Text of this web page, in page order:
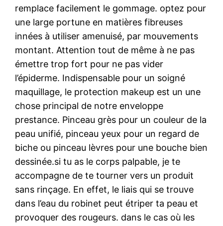
remplace facilement le gommage. optez pour
une large portune en matières fibreuses
innées à utiliser amenuisé, par mouvements
montant. Attention tout de même à ne pas
émettre trop fort pour ne pas vider
l’épiderme. Indispensable pour un soigné
maquillage, le protection makeup est un une
chose principal de notre enveloppe
prestance. Pinceau grès pour un couleur de la
peau unifié, pinceau yeux pour un regard de
biche ou pinceau lèvres pour une bouche bien
dessinée.si tu as le corps palpable, je te
accompagne de te tourner vers un produit
sans rinçage. En effet, le liais qui se trouve
dans l’eau du robinet peut étriper ta peau et
provoquer des rougeurs. dans le cas où les